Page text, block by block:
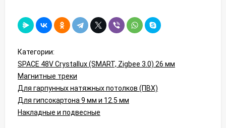
Категории:
SPACE 48V Crystallux (SMART, Zigbee 3.0) 26 мм
Магнитные треки
Для гарпунных натяжных потолков (ПВХ)
Для гипсокартона 9 мм и 12.5 мм
Накладные и подвесные